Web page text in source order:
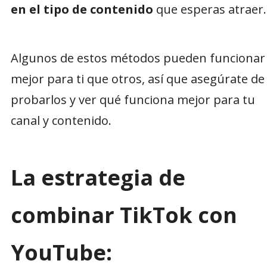
en el tipo de contenido que esperas atraer.
Algunos de estos métodos pueden funcionar
mejor para ti que otros, así que asegúrate de
probarlos y ver qué funciona mejor para tu
canal y contenido.
La estrategia de
combinar TikTok con
YouTube: